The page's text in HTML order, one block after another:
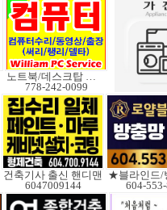
노트북/데스크탑 수리
778-242-0099
건축기사 출신 핸디맨
6047009144
★블라인드
604-